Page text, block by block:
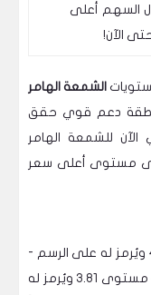
4.42. ومازال السهم أعلى
الآن!
الشمعة الهامر
دعم قوي حقق
للشمعة الهامر
مستوى أعلى سعر
أعلى سعر في الشمعة هو مستوى 4.02 ويُرمز له على الرسم -
) وأقل سعر فيها هو مستوى 3.81 ويُرمز له